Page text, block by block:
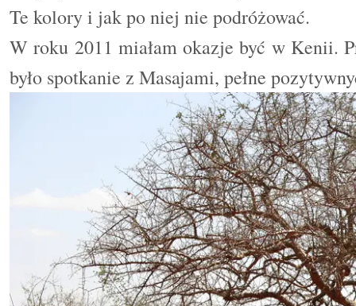
Te kolory i jak po niej nie podróżować.
W roku 2011 miałam okazje być w Kenii.
było spotkanie z Masajami, pełne